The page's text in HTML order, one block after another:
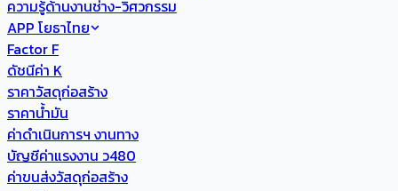
ความรู้ด้านงานช่าง-วิศวกรรม
APP โยธาไทย
Factor F
ดัชนีค่า K
ราคาวัสดุก่อสร้าง
ราคาน้ำมัน
ค่าดำเนินการฯ งานทาง
บัญชีค่าแรงงาน ว480
ค่าขนส่งวัสดุก่อสร้าง